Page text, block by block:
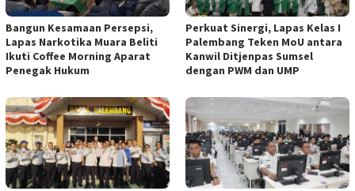
Bangun Kesamaan Persepsi,
Lapas Narkotika Muara Beliti
Ikuti Coffee Morning Aparat
Penegak Hukum
Perkuat Sinergi, Lapas Kelas I
Palembang Teken MoU antara
Kanwil Ditjenpas Sumsel
dengan PWM dan UMP